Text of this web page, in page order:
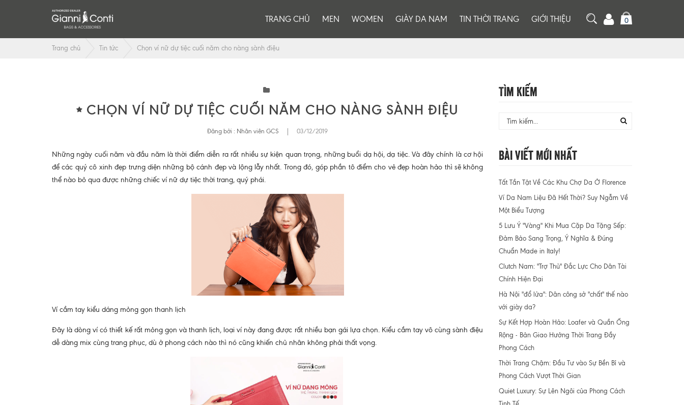
TRANG CHỦ MEN WOMEN GIÀY DA NAM TIN THỜI TRANG GIỚI THIỆU 0
Trang chủ Tin tức Chọn ví nữ dự tiệc cuối năm cho nàng sành điệu
CHỌN VÍ NỮ DỰ TIỆC CUỐI NĂM CHO NÀNG SÀNH ĐIỆU
Đăng bởi : Nhân viên GCS 03/12/2019
Những ngày cuối năm và đầu năm là thời điểm diễn ra rất nhiều sự kiện quan trọng, những buổi dạ hội, dạ tiệc. Và đây chính là cơ hội
để các quý cô xinh đẹp trưng diện những bộ cánh đẹp và lộng lẫy nhất. Trong đó, góp phần tô điểm cho vẻ đẹp hoàn hảo thì sẽ không
thể nào bỏ qua được những chiếc ví nữ dự tiệc thời trang, quý phái.
Ví cầm tay kiểu dáng mỏng gọn thanh lịch
Đây là dòng ví có thiết kế rất mỏng gọn và thanh lịch, loại ví này đang được rất nhiều bạn gái lựa chọn. Kiểu cầm tay vô cùng sành điệu
dễ dàng mix cùng trang phục, dù ở phong cách nào thì nó cũng khiến chủ nhân không phải thất vọng.
Tìm Kiếm
Bài Viết Mới Nhất
Tất Tần Tật Về Các Khu Chợ Da Ở Florence
Ví Da Nam Liệu Đã Hết Thời? Suy Ngẫm Về
Một Biểu Tượng
5 Lưu Ý "Vàng" Khi Mua Cặp Da Tặng Sếp:
Đảm Bảo Sang Trọng, Ý Nghĩa & Đúng
Chuẩn Made in Italy!
Clutch Nam: "Trợ Thủ" Đắc Lực Cho Dân Tài
Chính Hiện Đại
Hà Nội "đổ lửa": Dân công sở "chất" thế nào
với giày da?
Sự Kết Hợp Hoàn Hảo: Loafer và Quần Ống
Rộng - Bản Giao Hưởng Thời Trang Đầy
Phong Cách
Thời Trang Chậm: Đầu Tư vào Sự Bền Bỉ và
Phong Cách Vượt Thời Gian
Quiet Luxury: Sự Lên Ngôi của Phong Cách